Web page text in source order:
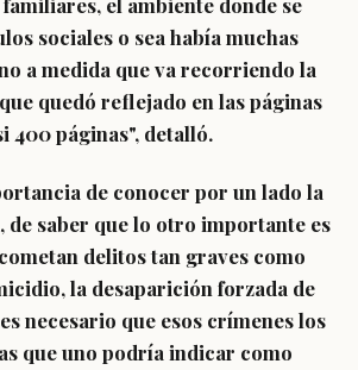
sociales o sea había muchas
a medida que va recorriendo la
quedó reflejado en las páginas
400 páginas", detalló.
de conocer por un lado la
saber que lo otro importante es
delitos tan graves como
la desaparición forzada de
necesario que esos crímenes los
que uno podría indicar como